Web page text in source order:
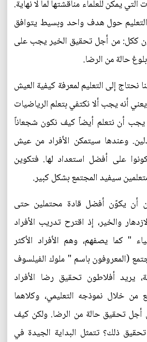
التي يمكن للعلماء مناقشتها لما لا نهاية.
حول هدف واحد وبسيط يتوافق
ككل: من أجل تحقيق الخير يجب على
حالة من الرضا.
نحتاج إلى التعليم لمعرفة كيفية العيش
أنه يجب ألا نكتفي بتعلم الرياضيات
يجب أن نتعلم أيضاً كيف نكون شجعاناً
وعندها سيتمكن الأفراد من عيش
على أفضل استعداد لها. فتكوين
سيفيد المجتمع بشكل كبير.
أن يكوّن أفضل قادة محتملين حتى
والخير، إذ اقترح تدريب الأفراد
" كما يصفهم، وهم الأفراد الأكثر
(المعروفون باسم " ملوك الفيلسوف
يريد أفلاطون تحقيق رضا الأفراد
من خلال نموذجه التعليمي، وكلاهما
أجل تحقيق حالة من الرضا. ولكن كيف
ذلك؟ تتمثل البداية الجيدة في